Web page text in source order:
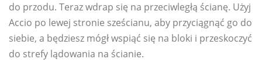
do przodu. Teraz wdrap się na przeciwległą ścianę. Użyj
Accio po lewej stronie sześcianu, aby przyciągnąć go do
siebie, a będziesz mógł wspiąć się na bloki i przeskoczyć
do strefy lądowania na ścianie.